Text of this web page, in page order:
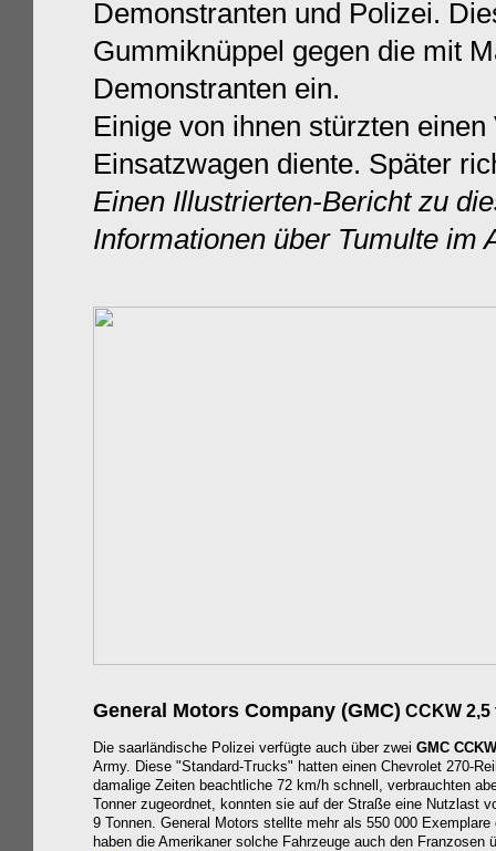
Demonstranten und Polizei.
Gummiknüppel gegen die mit
Demonstranten ein.
Einige von ihnen stürzten
Einsatzwagen diente. Später
Einen Illustrierten-Bericht zu
Informationen über Tumulte
General Motors Company (GMC) CCKW
Die saarländische Polizei verfügte auch über zwei GMC CCKW
Army. Diese "Standard-Trucks" hatten einen Chevrolet 270-
damalige Zeiten beachtliche 72 km/h schnell, verbrauchten
Tonner zugeordnet, konnten sie auf der Straße eine Nutzlast
9 Tonnen. General Motors stellte mehr als 550 000
haben die Amerikaner solche Fahrzeuge auch den